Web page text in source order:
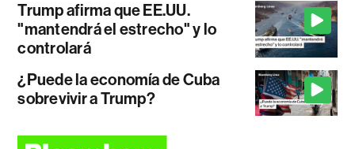
Trump afirma que EE.UU.
"mantendrá el estrecho" y lo
controlará
¿Puede la economía de Cuba
sobrevivir a Trump?